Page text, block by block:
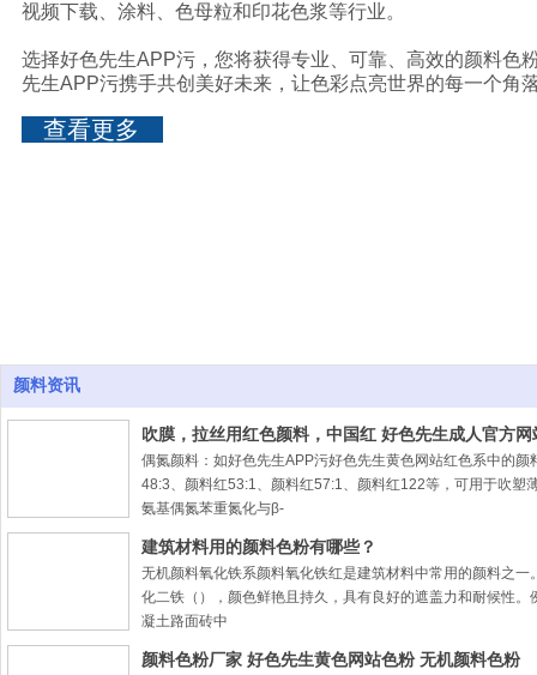
视频下载、涂料、色母粒和印花色浆等行业。
选择好色先生APP污，您将获得专业、可靠、高效的颜料色粉
先生APP污携手共创美好未来，让色彩点亮世界的每一个角落
查看更多
颜料资讯
吹膜，拉丝用红色颜料，中国红 好色先生成人官方
偶氮颜料：如好色先生APP污好色先生黄色网站红色系中的颜料
48:3、颜料红53:1、颜料红57:1、颜料红122等，可用于吹塑薄
氨基偶氮苯重氮化与β-
建筑材料用的颜料色粉有哪些？
无机颜料氧化铁系颜料氧化铁红是建筑材料中常用的颜料之一
化二铁（），颜色鲜艳且持久，具有良好的遮盖力和耐候性。
凝土路面砖中
颜料色粉厂家 好色先生黄色网站色粉 无机颜料色粉